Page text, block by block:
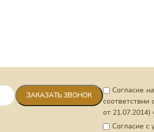
Согласие
от
Согласие с